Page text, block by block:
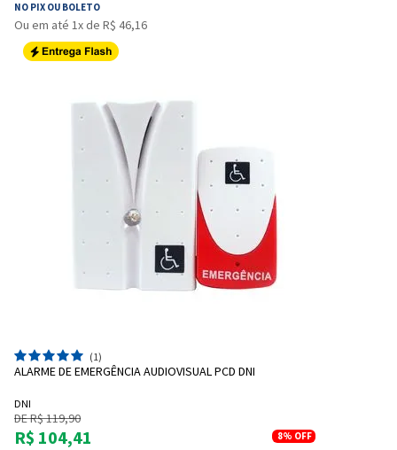
NO PIX OU BOLETO
Ou em até 1x de R$ 46,16
(1)
ALARME DE EMERGÊNCIA AUDIOVISUAL PCD DNI
DNI
DE R$ 119,90
R$ 104,41 8% OFF